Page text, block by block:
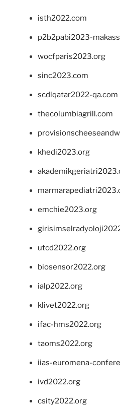
isth2022.com
p2b2pabi2023-
wocfparis2023.org
sinc2023.com
scdlqatar2022-qa.com
thecolumbiagrill.com
khedi2023.org
emchie2023.org
utcd2022.org
biosensor2022.org
ialp2022.org
klivet2022.org
ifac-hms2022.org
taoms2022.org
iias-euromena-
ivd2022.org
csity2022.org